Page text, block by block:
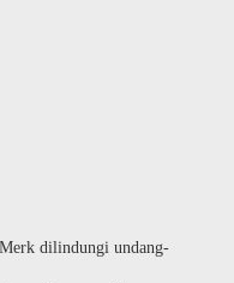
Merk dilindungi undang-